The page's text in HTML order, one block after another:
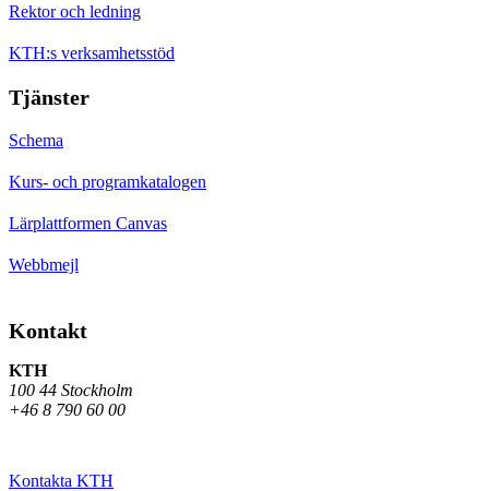
Rektor och ledning
KTH:s verksamhetsstöd
Tjänster
Schema
Kurs- och programkatalogen
Lärplattformen Canvas
Webbmejl
Kontakt
KTH
100 44 Stockholm
+46 8 790 60 00
Kontakta KTH